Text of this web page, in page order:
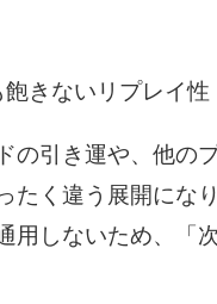
きないリプレイ性
の引き運や、他の
たく違う展開になり
用しないため、「